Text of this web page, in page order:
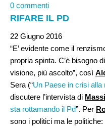
0 commenti
RIFARE IL PD
22 Giugno 2016
“E’ evidente come il
propria spinta. C’è bisogno
visione, più ascolto”, così
Sera (“Un Paese in crisi
discutere l’intervista di
sta rottamando il Pd”. Per
sono i politici ma le politiche: